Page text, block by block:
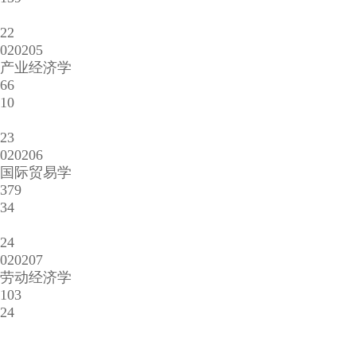
22
020205
产业经济学
66
10
23
020206
国际贸易学
379
34
24
020207
劳动经济学
103
24